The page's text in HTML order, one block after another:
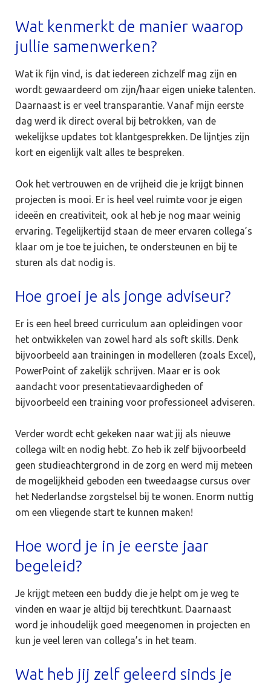
Wat kenmerkt de manier waarop
jullie samenwerken?
Wat ik fijn vind, is dat iedereen zichzelf mag zijn en
wordt gewaardeerd om zijn/haar eigen unieke talenten.
Daarnaast is er veel transparantie. Vanaf mijn eerste
dag werd ik direct overal bij betrokken, van de
wekelijkse updates tot klantgesprekken. De lijntjes zijn
kort en eigenlijk valt alles te bespreken.
Ook het vertrouwen en de vrijheid die je krijgt binnen
projecten is mooi. Er is heel veel ruimte voor je eigen
ideeën en creativiteit, ook al heb je nog maar weinig
ervaring. Tegelijkertijd staan de meer ervaren collega’s
klaar om je toe te juichen, te ondersteunen en bij te
sturen als dat nodig is.
Hoe groei je als jonge adviseur?
Er is een heel breed curriculum aan opleidingen voor
het ontwikkelen van zowel hard als soft skills. Denk
bijvoorbeeld aan trainingen in modelleren (zoals Excel),
PowerPoint of zakelijk schrijven. Maar er is ook
aandacht voor presentatievaardigheden of
bijvoorbeeld een training voor professioneel adviseren.
Verder wordt echt gekeken naar wat jij als nieuwe
collega wilt en nodig hebt. Zo heb ik zelf bijvoorbeeld
geen studieachtergrond in de zorg en werd mij meteen
de mogelijkheid geboden een tweedaagse cursus over
het Nederlandse zorgstelsel bij te wonen. Enorm nuttig
om een vliegende start te kunnen maken!
Hoe word je in je eerste jaar
begeleid?
Je krijgt meteen een buddy die je helpt om je weg te
vinden en waar je altijd bij terechtkunt. Daarnaast
word je inhoudelijk goed meegenomen in projecten en
kun je veel leren van collega’s in het team.
Wat heb jij zelf geleerd sinds je